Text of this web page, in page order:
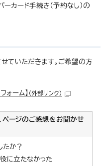
カード手続き（予約なし）の
ていただきます。ご希望の方
ォーム】 （外部リンク）
ページのご感想をお聞かせ
たか？
役に立たなかった